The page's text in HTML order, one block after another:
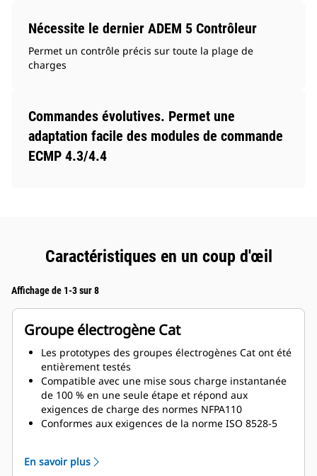
Nécessite le dernier ADEM 5 Contrôleur
Permet un contrôle précis sur toute la plage de
charges
Commandes évolutives. Permet une
adaptation facile des modules de commande
ECMP 4.3/4.4
Caractéristiques en un coup d'œil
Affichage de 1-3 sur 8
Groupe électrogène Cat
Les prototypes des groupes électrogènes Cat ont été
entièrement testés
Compatible avec une mise sous charge instantanée
de 100 % en une seule étape et répond aux
exigences de charge des normes NFPA110
Conformes aux exigences de la norme ISO 8528-5
En savoir plus